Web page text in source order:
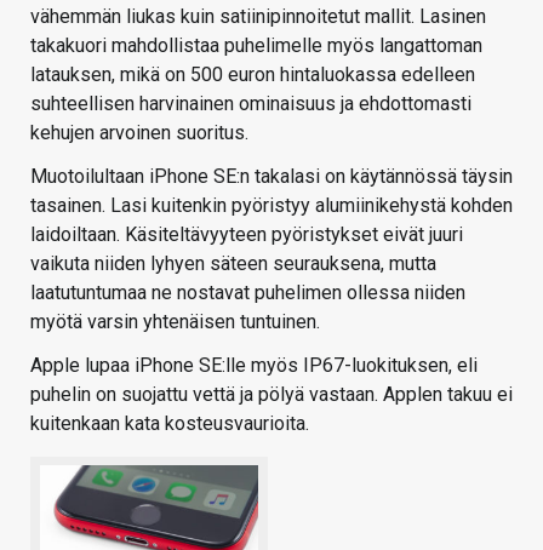
vähemmän liukas kuin satiinipinnoitetut mallit. Lasinen
takakuori mahdollistaa puhelimelle myös langattoman
latauksen, mikä on 500 euron hintaluokassa edelleen
suhteellisen harvinainen ominaisuus ja ehdottomasti
kehujen arvoinen suoritus.
Muotoilultaan iPhone SE:n takalasi on käytännössä täysin
tasainen. Lasi kuitenkin pyöristyy alumiinikehystä kohden
laidoiltaan. Käsiteltävyyteen pyöristykset eivät juuri
vaikuta niiden lyhyen säteen seurauksena, mutta
laatutuntumaa ne nostavat puhelimen ollessa niiden
myötä varsin yhtenäisen tuntuinen.
Apple lupaa iPhone SE:lle myös IP67-luokituksen, eli
puhelin on suojattu vettä ja pölyä vastaan. Applen takuu ei
kuitenkaan kata kosteusvaurioita.